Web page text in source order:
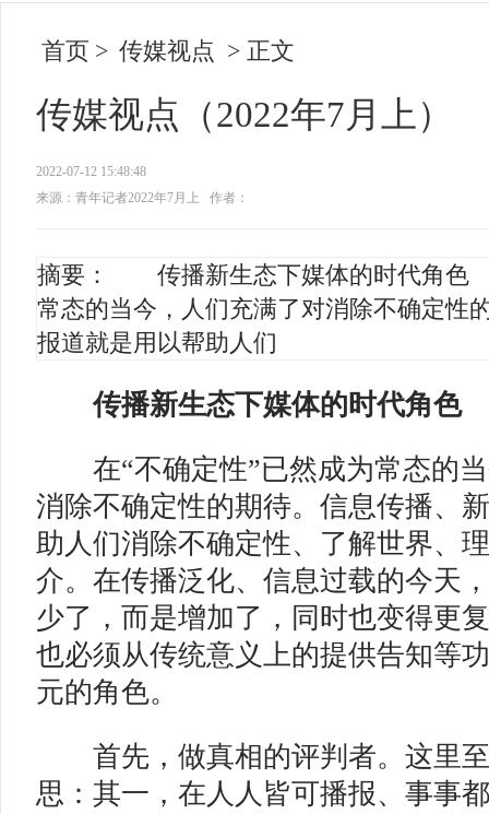
首页 > 传媒视点 > 正文
传媒视点（2022年7月上）
2022-07-12 15:48:48
来源：青年记者2022年7月上
作者：
摘要： 传播新生态下媒体的时代角
常态的当今，人们充满了对消除不确定性
报道就是用以帮助人们
传播新生态下媒体的时代角色
在“不确定性”已然成为常态的当
消除不确定性的期待。信息传播、
助人们消除不确定性、了解世界、
介。在传播泛化、信息过载的今天
少了，而是增加了，同时也变得更
也必须从传统意义上的提供告知等
元的角色。
首先，做真相的评判者。这里至
思：其一，在人人皆可播报、事事